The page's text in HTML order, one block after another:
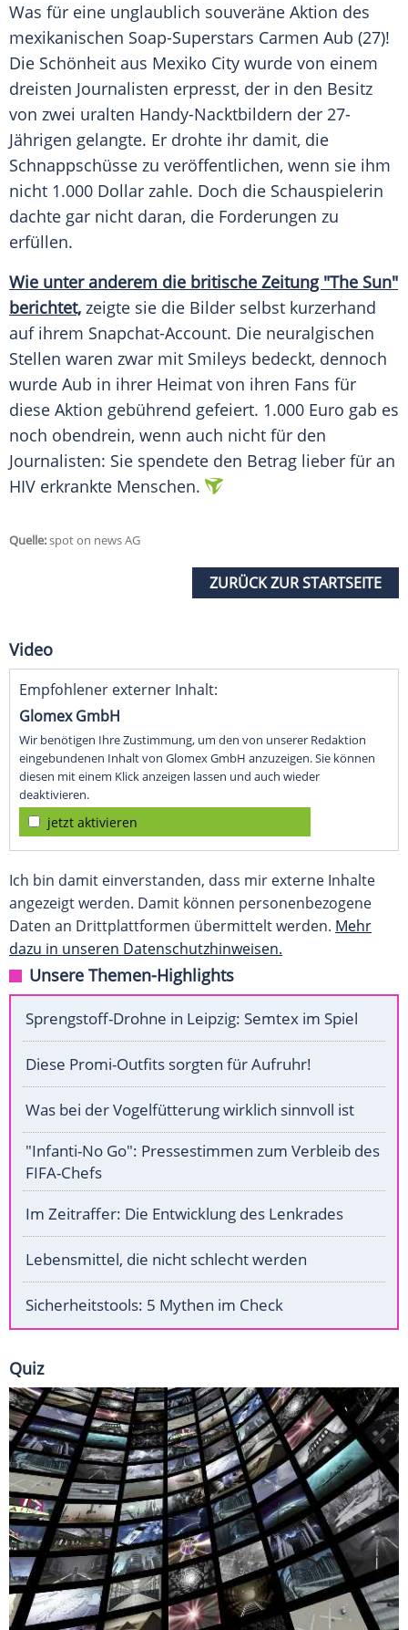
Was für eine unglaublich souveräne Aktion des
mexikanischen Soap-Superstars Carmen Aub (27)!
Die Schönheit aus Mexiko City wurde von einem
dreisten Journalisten erpresst, der in den Besitz
von zwei uralten Handy-Nacktbildern der 27-
Jährigen gelangte. Er drohte ihr damit, die
Schnappschüsse zu veröffentlichen, wenn sie ihm
nicht 1.000 Dollar zahle. Doch die Schauspielerin
dachte gar nicht daran, die Forderungen zu
erfüllen.
Wie unter anderem die britische Zeitung "The Sun"
berichtet, zeigte sie die Bilder selbst kurzerhand
auf ihrem Snapchat-Account. Die neuralgischen
Stellen waren zwar mit Smileys bedeckt, dennoch
wurde Aub in ihrer Heimat von ihren Fans für
diese Aktion gebührend gefeiert. 1.000 Euro gab es
noch obendrein, wenn auch nicht für den
Journalisten: Sie spendete den Betrag lieber für an
HIV erkrankte Menschen.
Quelle:spot on news AG
ZURÜCK ZUR STARTSEITE
Video
Empfohlener externer Inhalt:
Glomex GmbH
Wir benötigen Ihre Zustimmung, um den von unserer Redaktion
eingebundenen Inhalt von Glomex GmbH anzuzeigen. Sie können
diesen mit einem Klick anzeigen lassen und auch wieder
deaktivieren.
jetzt aktivieren
Ich bin damit einverstanden, dass mir externe Inhalte
angezeigt werden. Damit können personenbezogene
Daten an Drittplattformen übermittelt werden. Mehr
dazu in unseren Datenschutzhinweisen.
Unsere Themen-Highlights
Sprengstoff-Drohne in Leipzig: Semtex im Spiel
Diese Promi-Outfits sorgten für Aufruhr!
Was bei der Vogelfütterung wirklich sinnvoll ist
"Infanti-No Go": Pressestimmen zum Verbleib des
FIFA-Chefs
Im Zeitraffer: Die Entwicklung des Lenkrades
Lebensmittel, die nicht schlecht werden
Sicherheitstools: 5 Mythen im Check
Quiz